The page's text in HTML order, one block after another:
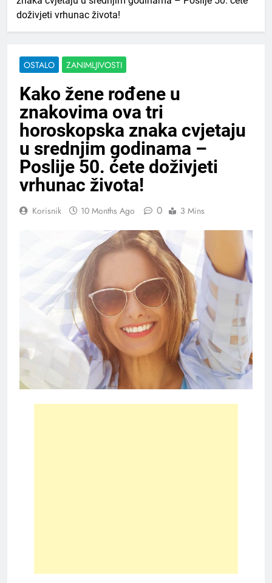
doživjeti vrhunac života!
OSTALO ZANIMLJIVOSTI
Kako žene rođene u
znakovima ova tri
horoskopska znaka cvjetaju
u srednjim godinama –
Poslije 50. ćete doživjeti
vrhunac života!
Korisnik 10 Months Ago 0 3 Mins